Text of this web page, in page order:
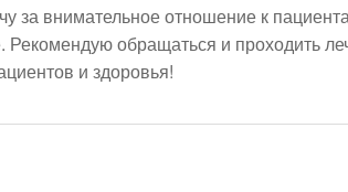
за внимательное отношение к
обращаться и проходить
и здоровья!